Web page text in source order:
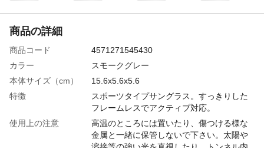
商品の詳細
商品コード
4571271545430
カラー
スモークグレー
本体サイズ（cm）
15.6x5.6x5.6
特徴
スポーツタイプサングラス。すっきりした
フレームレスでアクティブ対応。
使用上の注意
高温のところには置いたり、傷つける様な
金属と一緒に保管しないで下さい。太陽や
溶接等の強い光を直視したり、トンネル内